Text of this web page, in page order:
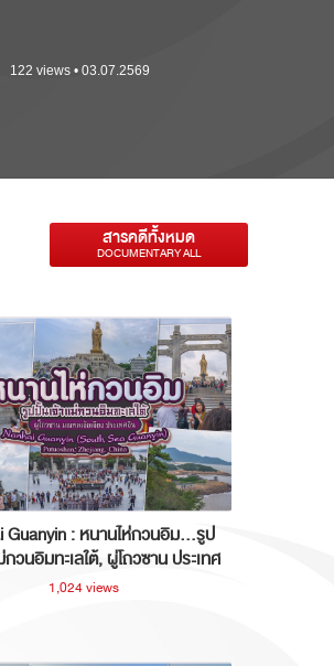
122 views • 03.07.2569
สารคดีทั้งหมด
DOCUMENTARY ALL
Guanyin : หนานไห่กวนอิม...รูป
กวนอิมทะเลใต้, ผู่โถวซาน ประเทศ
จีน
1,024 views